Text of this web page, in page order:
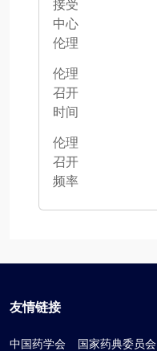
接受
中心
伦理
伦理
召开
时间
伦理
召开
频率
友情链接
中国药学会 国家药典委员会